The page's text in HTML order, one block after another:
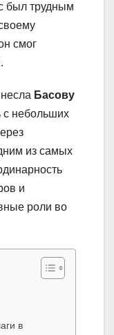
был трудным
смог
Басову
с небольших
из самых
и
роли во
в